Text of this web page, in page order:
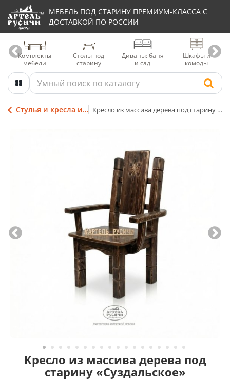
МЕБЕЛЬ ПОД СТАРИНУ ПРЕМИУМ-КЛАССА С
ДОСТАВКОЙ ПО РОССИИ
Комплекты
мебели
Столы под
старину
Диваны: баня
и сад
Шкафы и
комоды
Стулья и кресла из дерева Кресло из массива дерева под старину «Суздальское»
Кресло из массива дерева под
старину «Суздальское»